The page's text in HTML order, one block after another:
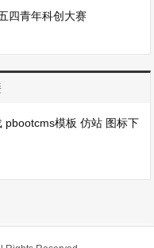
四青年科创大赛
pbootcms模板 仿站 图标下